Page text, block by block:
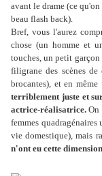
avant le drame (ce
beau flash back).
Bref, vous l'aurez
chose (un homme et
touches, un petit
filigrane des scènes de
brocantes), et en
terriblement juste et
actrice-réalisatrice. On
femmes
vie domestique), mais
n'ont eu cette